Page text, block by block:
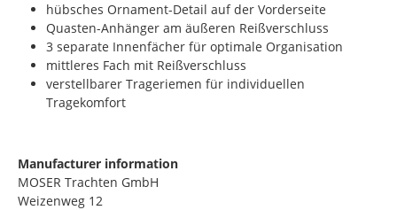
hübsches Ornament-Detail auf der Vorderseite
Quasten-Anhänger am äußeren Reißverschluss
3 separate Innenfächer für optimale Organisation
mittleres Fach mit Reißverschluss
verstellbarer Trageriemen für individuellen
Tragekomfort
Manufacturer information
MOSER Trachten GmbH
Weizenweg 12